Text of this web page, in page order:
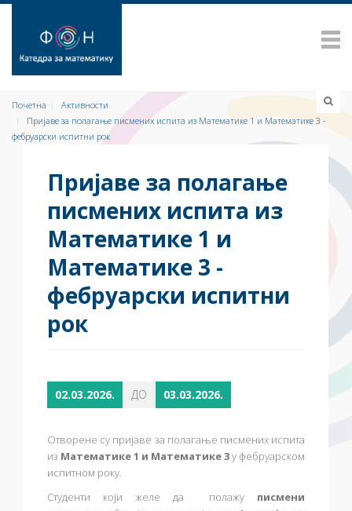
Почетна
Активности
Пријаве за полагање писмених испита из Математике 1 и Математике 3 -
фебруарски испитни рок
Пријаве за полагање
писмених испита из
Математике 1 и
Математике 3 -
фебруарски испитни
рок
02.03.2026. ДО 03.03.2026.
Отворене су пријаве за полагање писмених испита
из Математике 1 и Математике 3у фебруарском
испитном року.
Студенти који желе да полажу писмени